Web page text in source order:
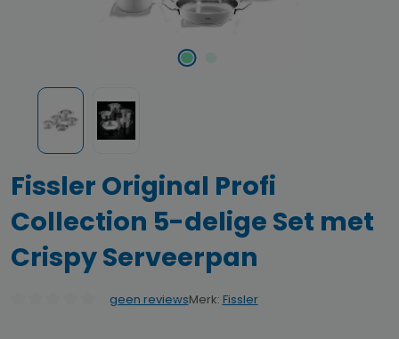
Fissler Original Profi
Collection 5-delige Set met
Crispy Serveerpan
geen reviewsMerk: Fissler